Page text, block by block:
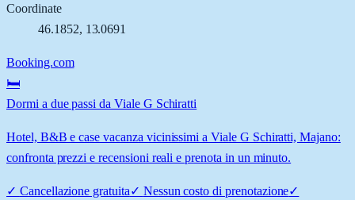
Coordinate
46.1852, 13.0691
Booking.com
🛏️
Dormi a due passi da Viale G Schiratti
Hotel, B&B e case vacanza vicinissimi a Viale G Schiratti, Majano:
confronta prezzi e recensioni reali e prenota in un minuto.
✓ Cancellazione gratuita✓ Nessun costo di prenotazione✓